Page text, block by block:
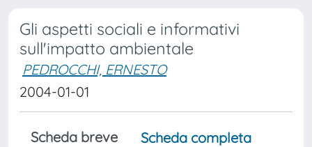
Gli aspetti sociali e informativi
sull'impatto ambientale
PEDROCCHI, ERNESTO
2004-01-01
Scheda breve
Scheda completa